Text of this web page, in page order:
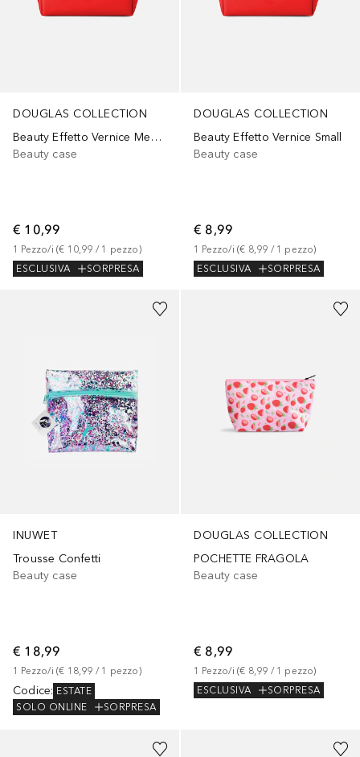
DOUGLAS COLLECTION
Beauty Effetto Vernice Medium
Beauty case
€ 10,99
1 Pezzo/i (€ 10,99 / 1 pezzo)
ESCLUSIVA
SORPRESA
DOUGLAS COLLECTION
Beauty Effetto Vernice Small
Beauty case
€ 8,99
1 Pezzo/i (€ 8,99 / 1 pezzo)
ESCLUSIVA
SORPRESA
INUWET
Trousse Confetti
Beauty case
€ 18,99
1 Pezzo/i (€ 18,99 / 1 pezzo)
Codice: ESTATE
SOLO ONLINE
SORPRESA
DOUGLAS COLLECTION
POCHETTE FRAGOLA
Beauty case
€ 8,99
1 Pezzo/i (€ 8,99 / 1 pezzo)
ESCLUSIVA
SORPRESA